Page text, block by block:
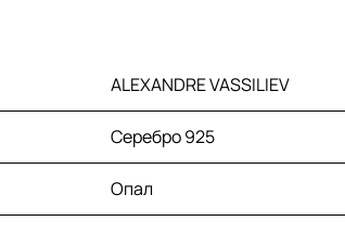
ALEXANDRE VASSILIEV
Серебро 925
Опал